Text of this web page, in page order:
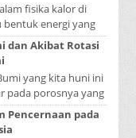
fisika kalor di
bentuk energi yang
dari benda yang
dan Akibat Rotasi
yang kita huni ini
pada porosnya yang
yang diperlukan...
Pencernaan pada